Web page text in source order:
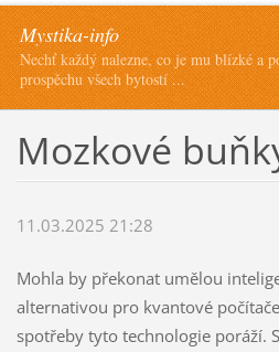
Mystika-info
Nechť každý nalezne, co je mu blízké a
prospěchu všech bytostí ...
Mozkové
11.03.2025 21:28
Mohla by překonat umělou
alternativou pro kvantové
spotřeby tyto technologie poráží.